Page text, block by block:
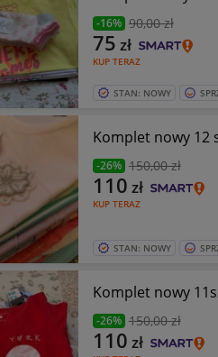
-16% 90,00 zł
KUP TERAZ
75 zł
STAN: NOWY
-26% 150,00 zł
KUP TERAZ
110 zł
STAN: NOWY
-26% 150,00 zł
110 zł